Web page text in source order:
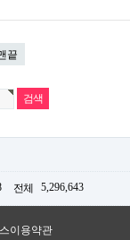
끝
전체 5,296,643
이용약관